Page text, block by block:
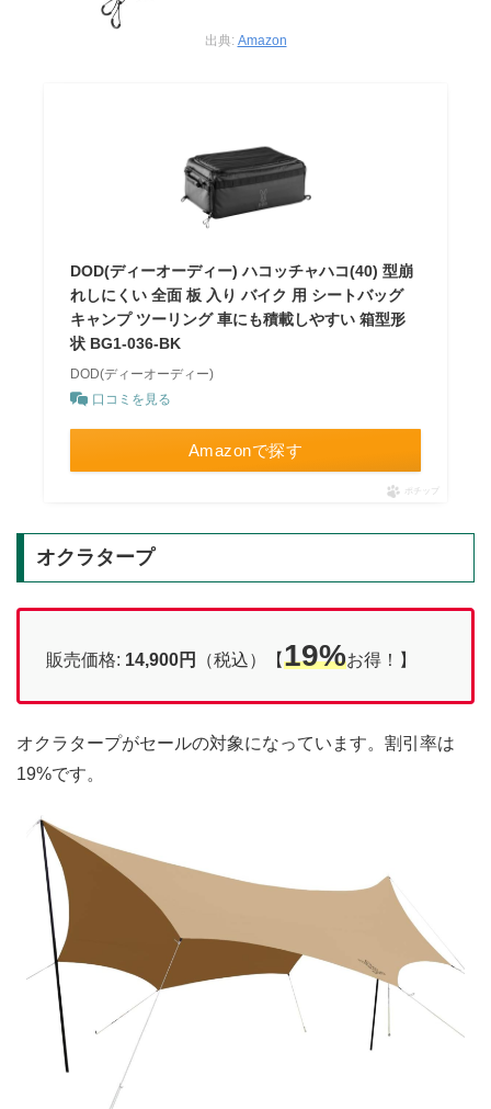
出典: Amazon
DOD(ディーオーディー) ハコッチャハコ(40) 型崩
れしにくい 全面 板 入り バイク 用 シートバッグ
キャンプ ツーリング 車にも積載しやすい 箱型形
状 BG1-036-BK
DOD(ディーオーディー)
口コミを見る
Amazonで探す
ポチップ
オクラタープ
販売価格: 14,900円 （税込）【19%お得！】
オクラタープがセールの対象になっています。割引率は
19%です。